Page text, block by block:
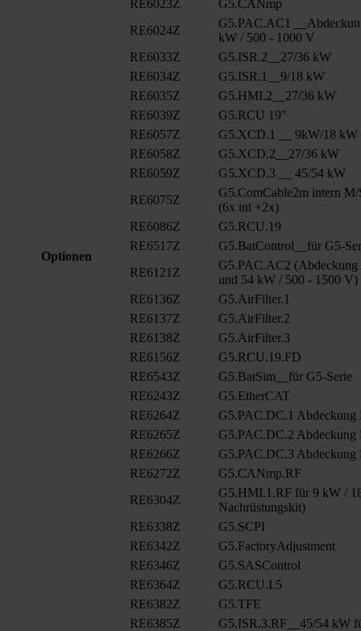
Optionen
RE6023Z
G5.CANmp
RE6024Z
G5.PAC.AC1
kW / 500 - 1000 V
RE6033Z
G5.ISR.2__27/36 kW
RE6034Z
G5.ISR.1__9/18 kW
RE6035Z
G5.HMI.2__27/36 kW
RE6039Z
G5.RCU 19"
RE6057Z
G5.XCD.1 __ 9kW/18 kW
RE6058Z
G5.XCD.2__27/36 kW
RE6059Z
G5.XCD.3 __ 45/54 kW
RE6075Z
G5.ComCable2m intern
(6x int +2x)
RE6086Z
G5.RCU.19
RE6517Z
G5.BatControl__für G5-
RE6121Z
G5.PAC.AC2
und 54 kW / 500 - 1500 V)
RE6136Z
G5.AirFilter.1
RE6137Z
G5.AirFilter.2
RE6138Z
G5.AirFilter.3
RE6156Z
G5.RCU.19.FD
RE6543Z
G5.BatSim__für G5-Serie
RE6243Z
G5.EtherCAT
RE6264Z
G5.PAC.DC.1
RE6265Z
G5.PAC.DC.2
RE6266Z
G5.PAC.DC.3
RE6272Z
G5.CANmp.RF
RE6304Z
G5.HMI.1.RF für 9 kW /
Nachrüstungskit)
RE6338Z
G5.SCPI
RE6342Z
G5.FactoryAdjustment
RE6346Z
G5.SASControl
RE6364Z
G5.RCU.I.5
RE6382Z
G5.TFE
RE6385Z
G5.ISR.3.RF__45/54 kW